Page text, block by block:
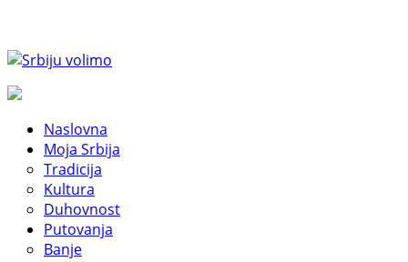
Naslovna
Moja Srbija
Tradicija
Kultura
Duhovnost
Putovanja
Banje